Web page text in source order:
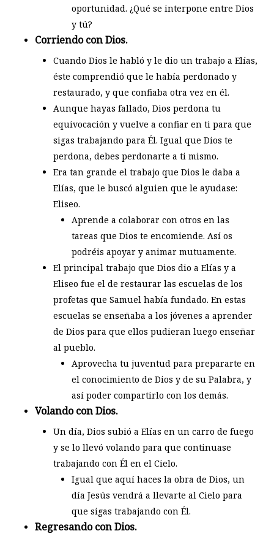
oportunidad. ¿Qué se interpone entre Dios
y tú?
Corriendo con Dios.
Cuando Dios le habló y le dio un trabajo a Elías,
éste comprendió que le había perdonado y
restaurado, y que confiaba otra vez en él.
Aunque hayas fallado, Dios perdona tu
equivocación y vuelve a confiar en ti para que
sigas trabajando para Él. Igual que Dios te
perdona, debes perdonarte a ti mismo.
Era tan grande el trabajo que Dios le daba a
Elías, que le buscó alguien que le ayudase:
Eliseo.
Aprende a colaborar con otros en las
tareas que Dios te encomiende. Así os
podréis apoyar y animar mutuamente.
El principal trabajo que Dios dio a Elías y a
Eliseo fue el de restaurar las escuelas de los
profetas que Samuel había fundado. En estas
escuelas se enseñaba a los jóvenes a aprender
de Dios para que ellos pudieran luego enseñar
al pueblo.
Aprovecha tu juventud para prepararte en
el conocimiento de Dios y de su Palabra, y
así poder compartirlo con los demás.
Volando con Dios.
Un día, Dios subió a Elías en un carro de fuego
y se lo llevó volando para que continuase
trabajando con Él en el Cielo.
Igual que aquí haces la obra de Dios, un
día Jesús vendrá a llevarte al Cielo para
que sigas trabajando con Él.
Regresando con Dios.